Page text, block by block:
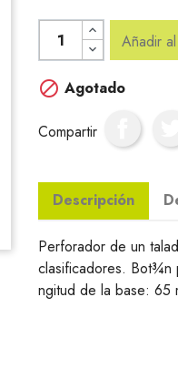
Añadir
 Agotado
Compartir
Descripción
Perforador de un
clasificadores. Bot¾n
ngitud de la base: 65